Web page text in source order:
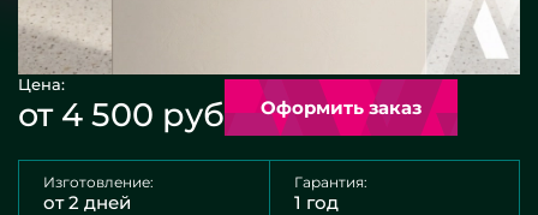
Цена:
от 4 500 руб Оформить заказ
Изготовление:
от 2 дней
Гарантия:
1 год